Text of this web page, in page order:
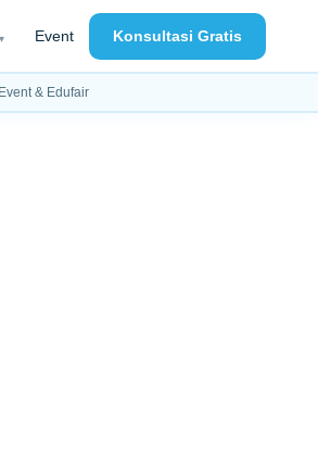
Event Konsultasi Gratis
Event & Edufair